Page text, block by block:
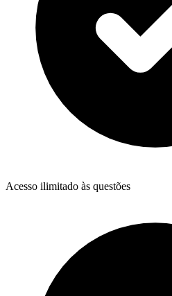
Acesso ilimitado às questões